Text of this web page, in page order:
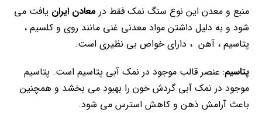
منبع و معدن این نوع سنگ نمک فقط در معادن ایران یافت می
شود و به دلیل داشتن مواد معدنی غنی مانند روی و کلسیم ،
پتاسیم ، آهن ، دارای خواص بی نظیری است.
پتاسیم: عنصر قالب موجود در نمک آبی پتاسیم است. پتاسیم
موجود در نمک آبی گردش خون را بهبود می بخشد و همچنین
باعث آرامش ذهن و کاهش استرس می شود.